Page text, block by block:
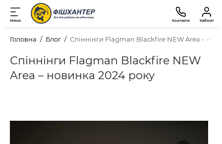
Меню Контакти Кабінет
Головна Блог Спіннінги Flagman Blackfire NEW Area –
Спіннінги Flagman Blackfire NEW
Area – новинка 2024 року